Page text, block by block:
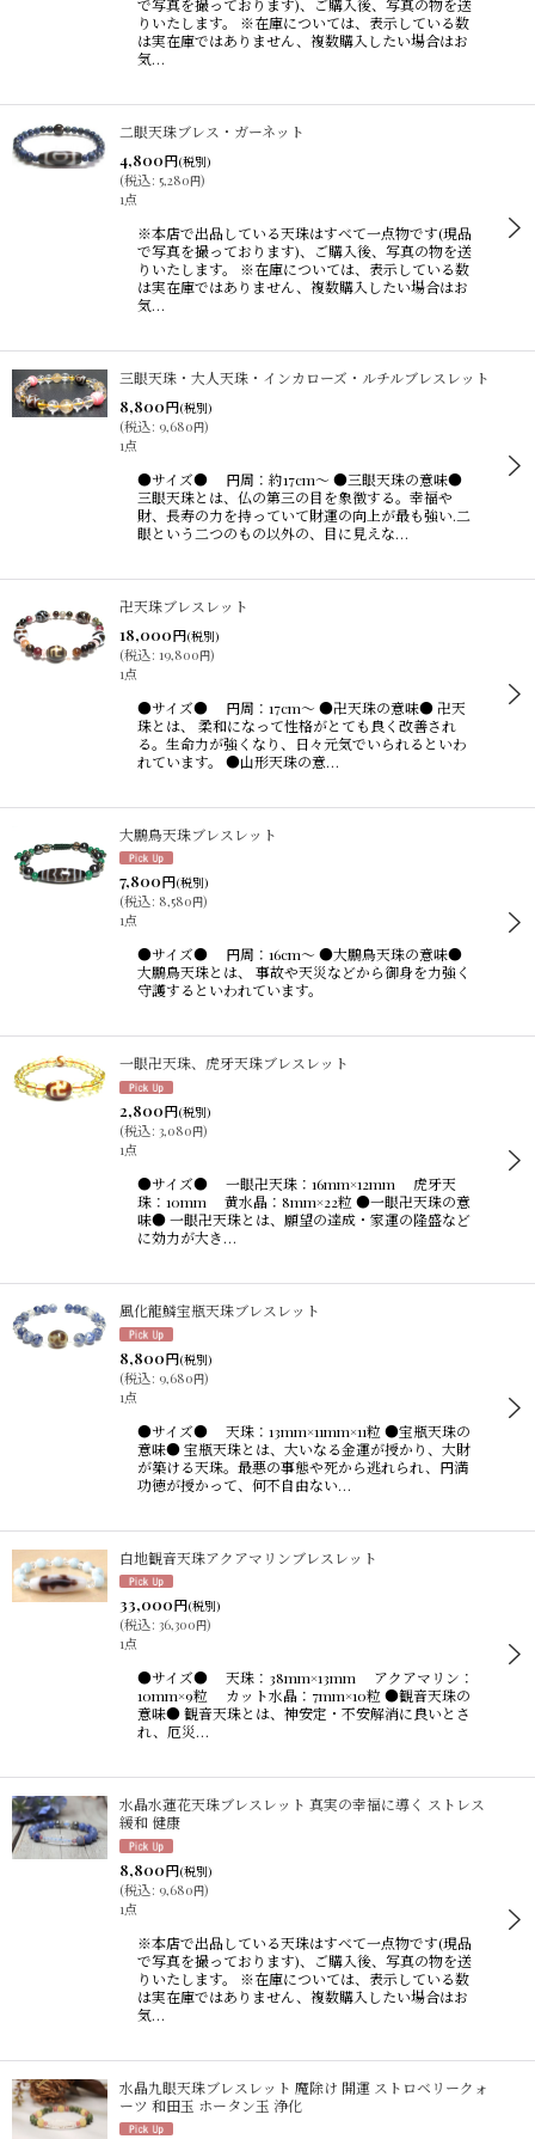
で写真を撮っております)、ご購入後、写真の物を送
りいたします。 ※在庫については、表示している数
は実在庫ではありません、複数購入したい場合はお
気…
二眼天珠ブレス・ガーネット
4,800円(税別)
(税込: 5,280円)
1点
※本店で出品している天珠はすべて一点物です(現品
で写真を撮っております)、ご購入後、写真の物を送
りいたします。 ※在庫については、表示している数
は実在庫ではありません、複数購入したい場合はお
気…
三眼天珠・大人天珠・インカローズ・ルチルブレスレット
8,800円(税別)
(税込: 9,680円)
1点
●サイズ● 円周：約17cm〜 ●三眼天珠の意味●
三眼天珠とは、仏の第三の目を象徴する。幸福や
財、長寿の力を持っていて財運の向上が最も強い.二
眼という二つのもの以外の、目に見えな…
卍天珠ブレスレット
18,000円(税別)
(税込: 19,800円)
1点
●サイズ● 円周：17cm〜 ●卍天珠の意味● 卍天
珠とは、 柔和になって性格がとても良く改善され
る。生命力が強くなり、日々元気でいられるといわ
れています。 ●山形天珠の意…
大鵬鳥天珠ブレスレット
7,800円(税別)
(税込: 8,580円)
1点
●サイズ● 円周：16cm〜 ●大鵬鳥天珠の意味●
大鵬鳥天珠とは、 事故や天災などから御身を力強く
守護するといわれています。
一眼卍天珠、虎牙天珠ブレスレット
2,800円(税別)
(税込: 3,080円)
1点
●サイズ● 一眼卍天珠：16mm×12mm 虎牙天
珠：10mm 黄水晶：8mm×22粒 ●一眼卍天珠の意
味● 一眼卍天珠とは、願望の達成・家運の隆盛など
に効力が大き…
風化龍鱗宝瓶天珠ブレスレット
8,800円(税別)
(税込: 9,680円)
1点
●サイズ● 天珠：13mm×11mm×11粒 ●宝瓶天珠の
意味● 宝瓶天珠とは、大いなる金運が授かり、大財
が築ける天珠。最悪の事態や死から逃れられ、円満
功徳が授かって、何不自由ない…
白地観音天珠アクアマリンブレスレット
33,000円(税別)
(税込: 36,300円)
1点
●サイズ● 天珠：38mm×13mm アクアマリン：
10mm×9粒 カット水晶：7mm×10粒 ●観音天珠の
意味● 観音天珠とは、神安定・不安解消に良いとさ
れ、厄災…
水晶水蓮花天珠ブレスレット 真実の幸福に導く ストレス
緩和 健康
8,800円(税別)
(税込: 9,680円)
1点
※本店で出品している天珠はすべて一点物です(現品
で写真を撮っております)、ご購入後、写真の物を送
りいたします。 ※在庫については、表示している数
は実在庫ではありません、複数購入したい場合はお
気…
水晶九眼天珠ブレスレット 魔除け 開運 ストロベリークォ
ーツ 和田玉 ホータン玉 浄化